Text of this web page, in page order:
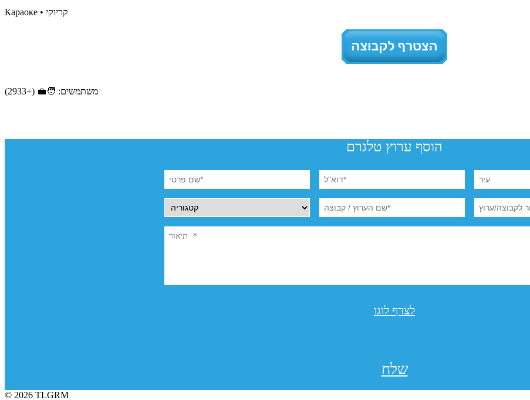
קריוקי • Караоке
משתמשים: 🧑‍💼 (+2933)
הוסף ערוץ טלגרם
לצרף לוגו
שלח
© 2026 TLGRM